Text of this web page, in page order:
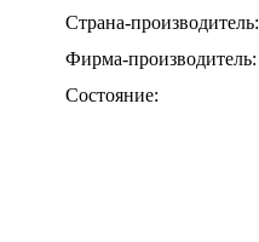
Страна-производитель:
Фирма-производитель:
Состояние: